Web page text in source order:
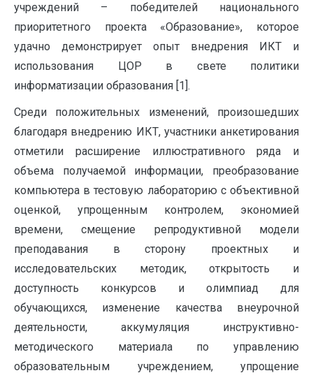
учреждений – победителей национального
приоритетного проекта «Образование», которое
удачно демонстрирует опыт внедрения ИКТ и
использования ЦОР в свете политики
информатизации образования [1].
Среди положительных изменений, произошедших
благодаря внедрению ИКТ, участники анкетирования
отметили расширение иллюстративного ряда и
объема получаемой информации, преобразование
компьютера в тестовую лабораторию с объективной
оценкой, упрощенным контролем, экономией
времени, смещение репродуктивной модели
преподавания в сторону проектных и
исследовательских методик, открытость и
доступность конкурсов и олимпиад для
обучающихся, изменение качества внеурочной
деятельности, аккумуляция инструктивно-
методического материала по управлению
образовательным учреждением, упрощение